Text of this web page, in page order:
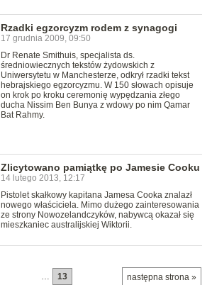
Rzadki egzorcyzm rodem z synagogi
17 grudnia 2009, 09:50
Dr Renate Smithuis, specjalista ds.
średniowiecznych tekstów żydowskich z
Uniwersytetu w Manchesterze, odkrył rzadki tekst
hebrajskiego egzorcyzmu. W 150 słowach opisuje
on krok po kroku ceremonię wypędzania złego
ducha Nissim Ben Bunya z wdowy po nim Qamar
Bat Rahmy.
Zlicytowano pamiątkę po Jamesie Cooku
14 lutego 2013, 12:17
Pistolet skałkowy kapitana Jamesa Cooka znalazł
nowego właściciela. Mimo dużego zainteresowania
ze strony Nowozelandczyków, nabywcą okazał się
mieszkaniec australijskiej Wiktorii.
następna strona »
13